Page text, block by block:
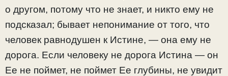
о другом, потому что не знает, и никто ему не
подсказал; бывает непонимание от того, что
человек равнодушен к Истине, — она ему не
дорога. Если человеку не дорога Истина — он
Ее не поймет, не поймет Ее глубины, не увидит